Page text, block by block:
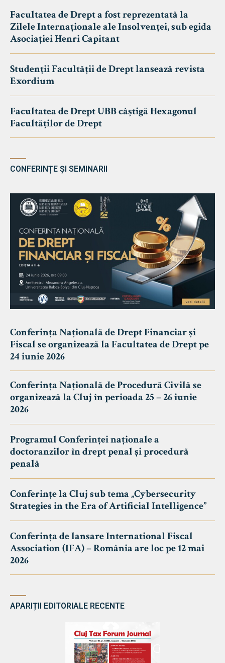
Facultatea de Drept a fost reprezentată la
Zilele Internaționale ale Insolvenței, sub egida
Asociației Henri Capitant
Studenții Facultății de Drept lansează revista
Exordium
Facultatea de Drept UBB câștigă Hexagonul
Facultăților de Drept
CONFERINȚE ȘI SEMINARII
Conferința Națională de Drept Financiar și
Fiscal se organizează la Facultatea de Drept pe
24 iunie 2026
Conferința Națională de Procedură Civilă se
organizează la Cluj în perioada 25 – 26 iunie
2026
Programul Conferinței naționale a
doctoranzilor în drept penal și procedură
penală
Conferințe la Cluj sub tema „Cybersecurity
Strategies in the Era of Artificial Intelligence”
Conferința de lansare International Fiscal
Association (IFA) – România are loc pe 12 mai
2026
APARIȚII EDITORIALE RECENTE